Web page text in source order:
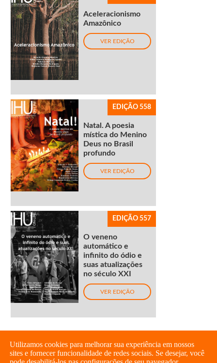
Aceleracionismo
Amazônico
VER EDIÇÃO
EDIÇÃO 558
Natal. A poesia
mística do Menino
Deus no Brasil
profundo
VER EDIÇÃO
EDIÇÃO 557
O veneno
automático e
infinito do ódio e
suas atualizações
no século XXI
VER EDIÇÃO
Utilizamos cookies para melhorar sua experiência em nossos
sites e fornecer funcionalidade de redes sociais. Se desejar, você